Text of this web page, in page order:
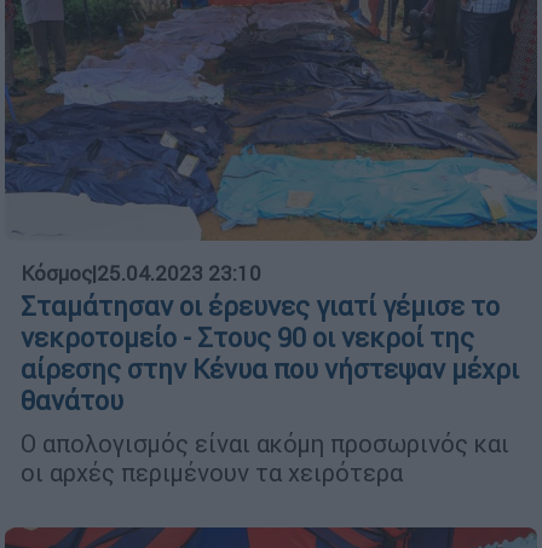
Κόσμος|25.04.2023 23:10
Σταμάτησαν οι έρευνες γιατί γέμισε το
νεκροτομείο - Στους 90 οι νεκροί της
αίρεσης στην Κένυα που νήστεψαν μέχρι
θανάτου
Ο απολογισμός είναι ακόμη προσωρινός και
οι αρχές περιμένουν τα χειρότερα